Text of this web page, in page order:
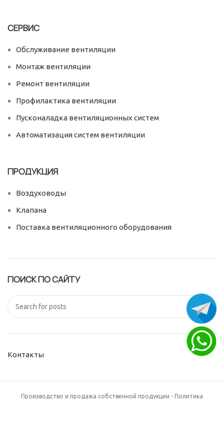
СЕРВИС
Обслуживание вентиляции
Монтаж вентиляции
Ремонт вентиляции
Профилактика вентиляции
Пусконаладка вентиляционных систем
Автоматизация систем вентиляции
ПРОДУКЦИЯ
Воздуховоды
Клапана
Поставка вентиляционного оборудования
ПОИСК ПО САЙТУ
Контакты
Производство и продажа собственной продукции - Политика